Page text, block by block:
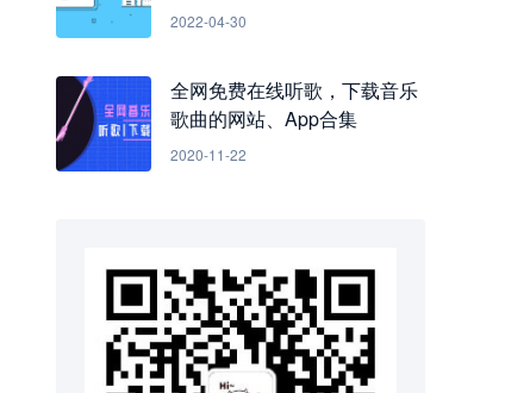
2022-04-30
全网免费在线听歌，下载音乐
歌曲的网站、App合集
2020-11-22